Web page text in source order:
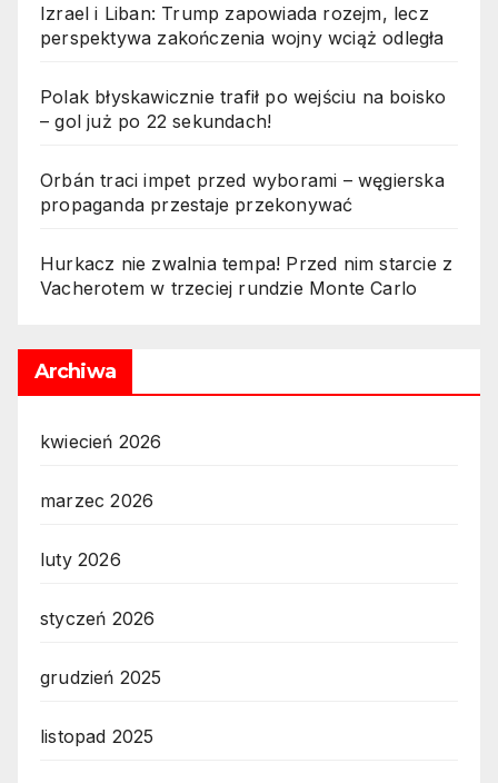
dla cen?
Izrael i Liban: Trump zapowiada rozejm, lecz
perspektywa zakończenia wojny wciąż odległa
Polak błyskawicznie trafił po wejściu na boisko
– gol już po 22 sekundach!
Orbán traci impet przed wyborami – węgierska
propaganda przestaje przekonywać
Hurkacz nie zwalnia tempa! Przed nim starcie z
Vacherotem w trzeciej rundzie Monte Carlo
Archiwa
kwiecień 2026
marzec 2026
luty 2026
styczeń 2026
grudzień 2025
listopad 2025